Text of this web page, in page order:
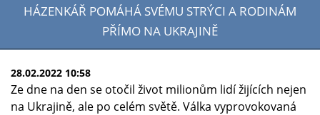
HÁZENKÁŘ POMÁHÁ SVÉMU STRÝCI A RODINÁM
PŘÍMO NA UKRAJINĚ
28.02.2022 10:58
Ze dne na den se otočil život milionům lidí žijících nejen
na Ukrajině, ale po celém světě. Válka vyprovokovaná